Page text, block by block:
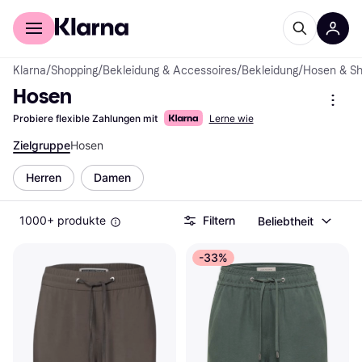
Für Shopper
Klarna/Shopping/Bekleidung & Accessoires/Bekleidung/Hosen &
Hosen
Probiere flexible Zahlungen mit Lerne wie
ZielgruppeHosen
Herren Damen
1000+ produkte Filtern Beliebtheit
-33%